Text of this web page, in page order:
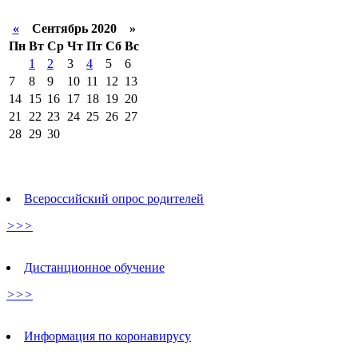
«Сентябрь 2020 »
Пн Вт Ср Чт Пт Сб Вс
1
2 3 4 5
6
7
8 9 10 11 12 13
14 15 16 17 18 19 20
21
22 23 24 25 26 27
28 29 30
Всероссийский опрос родителей
>>>
Дистанционное обучение
>>>
Информация по коронавирусу